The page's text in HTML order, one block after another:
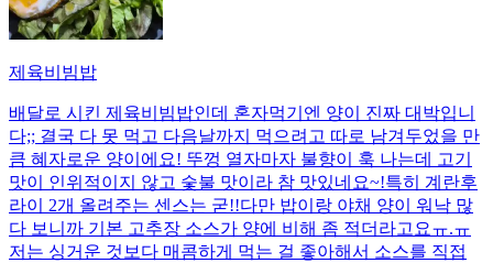
제육비빔밥
배달로 시킨 제육비빔밥인데 혼자먹기엔 양이 진짜 대박입니
다;; 결국 다 못 먹고 다음날까지 먹으려고 따로 남겨두었을 만
큼 혜자로운 양이에요! 뚜껑 열자마자 불향이 훅 나는데 고기
맛이 인위적이지 않고 숯불 맛이라 참 맛있네요~!특히 계란후
라이 2개 올려주는 센스는 굳!! ​다만 밥이랑 야채 양이 워낙 많
다 보니까 기본 고추장 소스가 양에 비해 좀 적더라고요ㅠ.ㅠ
저는 싱거운 것보다 매콤하게 먹는 걸 좋아해서 소스를 직접